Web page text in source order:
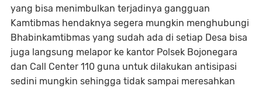
yang bisa menimbulkan terjadinya gangguan
Kamtibmas hendaknya segera mungkin menghubungi
Bhabinkamtibmas yang sudah ada di setiap Desa bisa
juga langsung melapor ke kantor Polsek Bojonegara
dan Call Center 110 guna untuk dilakukan antisipasi
sedini mungkin sehingga tidak sampai meresahkan